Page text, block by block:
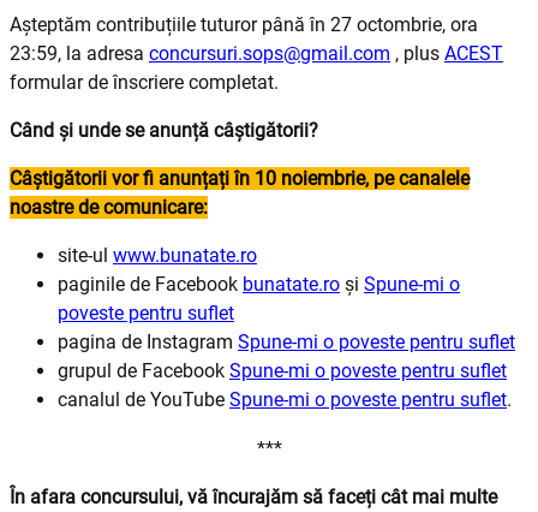
Așteptăm contribuțiile tuturor până în 27 octombrie, ora
23:59, la adresa concursuri.sops@gmail.com , plus ACEST
formular de înscriere completat.
Când și unde se anunță câștigătorii?
Câștigătorii vor fi anunțați în 10 noiembrie, pe canalele
noastre de comunicare:
site-ul www.bunatate.ro
paginile de Facebook bunatate.ro și Spune-mi o
poveste pentru suflet
pagina de Instagram Spune-mi o poveste pentru suflet
grupul de Facebook Spune-mi o poveste pentru suflet
canalul de YouTube Spune-mi o poveste pentru suflet.
***
În afara concursului, vă încurajăm să faceți cât mai multe